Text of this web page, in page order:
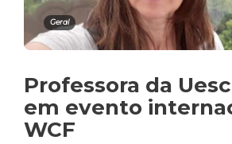
Geral
Professora da
em evento
WCF